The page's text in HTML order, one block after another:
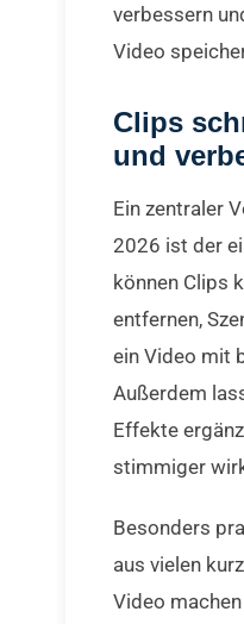
verbessern
Video
Clips
und
Ein zentraler
2026 ist der
können Clips
entfernen,
ein Video mit
Außerdem
Effekte
stimmiger
Besonders
aus vielen
Video